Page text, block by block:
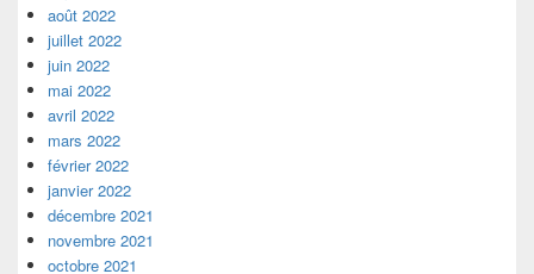
août 2022
juillet 2022
juin 2022
mai 2022
avril 2022
mars 2022
février 2022
janvier 2022
décembre 2021
novembre 2021
octobre 2021